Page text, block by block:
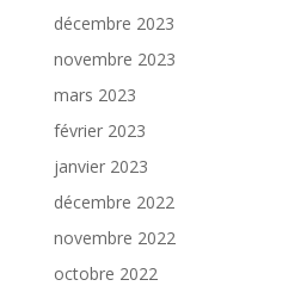
décembre 2023
novembre 2023
mars 2023
février 2023
janvier 2023
décembre 2022
novembre 2022
octobre 2022